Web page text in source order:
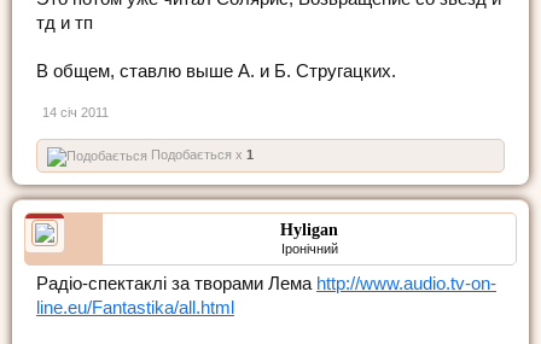
тд и тп
В общем, ставлю выше А. и Б. Стругацких.
14 січ 2011
Подобається x 1
Hyligan
Іронічний
Радіо-спектаклі за творами Лема http://www.audio.tv-on-
line.eu/Fantastika/all.html